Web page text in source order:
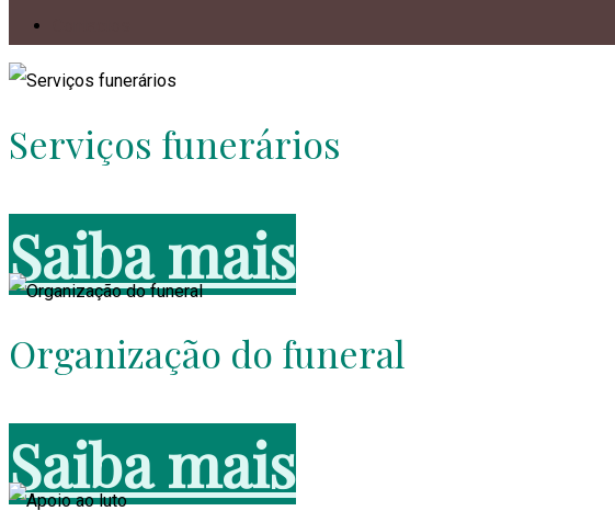
Serviços funerários
Saiba mais
Organização do funeral
Saiba mais